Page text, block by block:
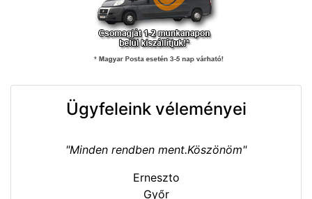
Ügyfeleink véleményei
"Minden rendben ment.Köszönöm"
Erneszto
Győr